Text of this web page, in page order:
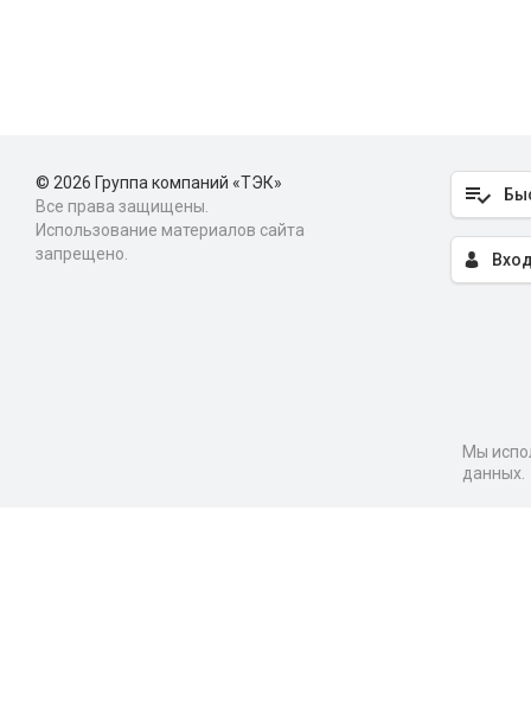
© 2026 Группа компаний «ТЭК»
Все права защищены.
Использование материалов сайта
запрещено.
Мы
данных.